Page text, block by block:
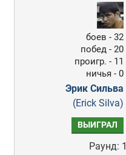
боев - 32
побед - 20
проигр. - 11
ничья - 0
Эрик Сильва
(Erick Silva)
ВЫИГРАЛ
Раунд: 1